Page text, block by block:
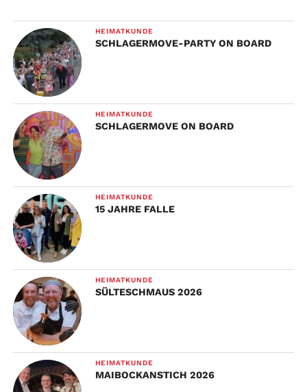
HEIMATKUNDE
SCHLAGERMOVE-PARTY ON BOARD
HEIMATKUNDE
SCHLAGERMOVE ON BOARD
HEIMATKUNDE
15 JAHRE FALLE
HEIMATKUNDE
SÜLTESCHMAUS 2026
HEIMATKUNDE
MAIBOCKANSTICH 2026